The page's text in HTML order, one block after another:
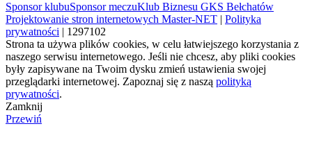
Sponsor klubuSponsor meczuKlub Biznesu GKS Bełchatów
Projektowanie stron internetowych Master-NET | Polityka
prywatności | 1297102
Strona ta używa plików cookies, w celu łatwiejszego korzystania z
naszego serwisu internetowego. Jeśli nie chcesz, aby pliki cookies
były zapisywane na Twoim dysku zmień ustawienia swojej
przeglądarki internetowej. Zapoznaj się z naszą polityką
prywatności.
Zamknij
Przewiń